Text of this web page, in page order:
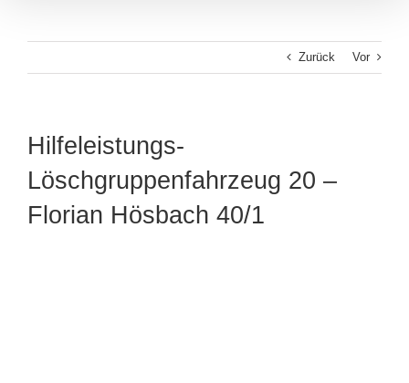
Zurück Vor
Hilfeleistungs-
Löschgruppenfahrzeug 20 –
Florian Hösbach 40/1